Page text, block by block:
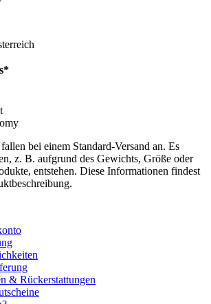
bei einem Standard-Versand an. Es
z. B. aufgrund des Gewichts, Größe oder
entstehen. Diese Informationen findest
& Rückerstattungen